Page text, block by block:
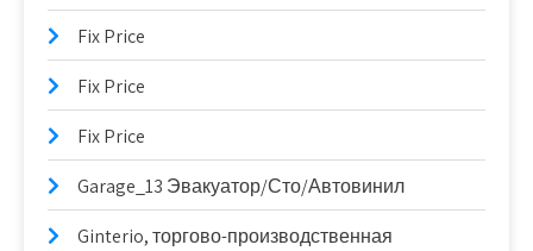
Fix Price
Fix Price
Fix Price
Garage_13 Эвакуатор/Сто/Автовинил
Ginterio, торгово-производственная